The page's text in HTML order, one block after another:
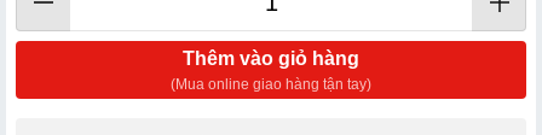
Thêm vào giỏ hàng
(Mua online giao hàng tận tay)